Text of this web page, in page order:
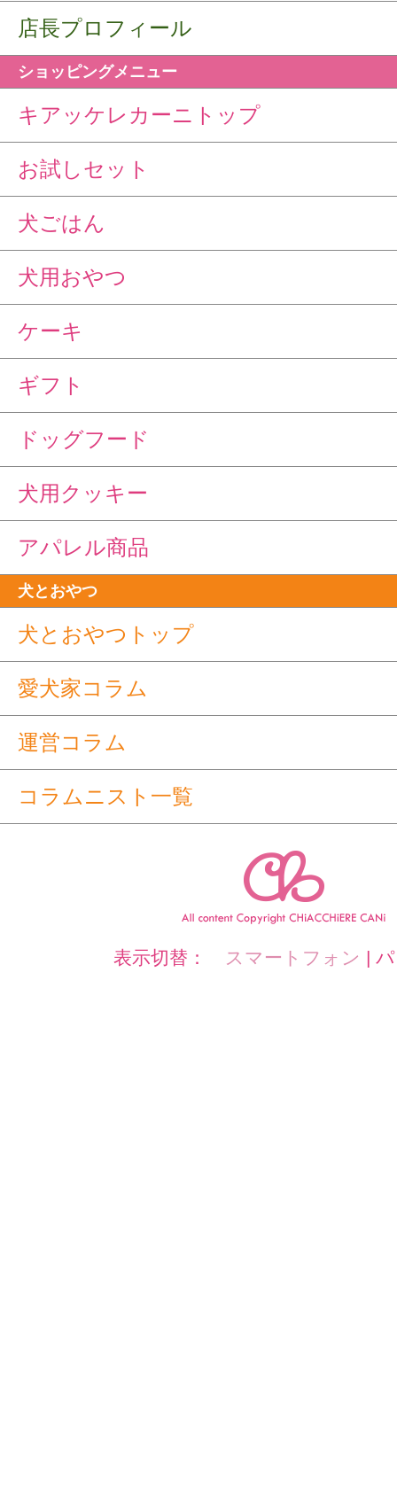
店長プロフィール
ショッピングメニュー
キアッケレカーニトップ
お試しセット
犬ごはん
犬用おやつ
ケーキ
ギフト
ドッグフード
犬用クッキー
アパレル商品
犬とおやつ
犬とおやつトップ
愛犬家コラム
運営コラム
コラムニスト一覧
表示切替： スマートフォン |